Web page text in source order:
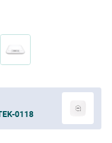
0118